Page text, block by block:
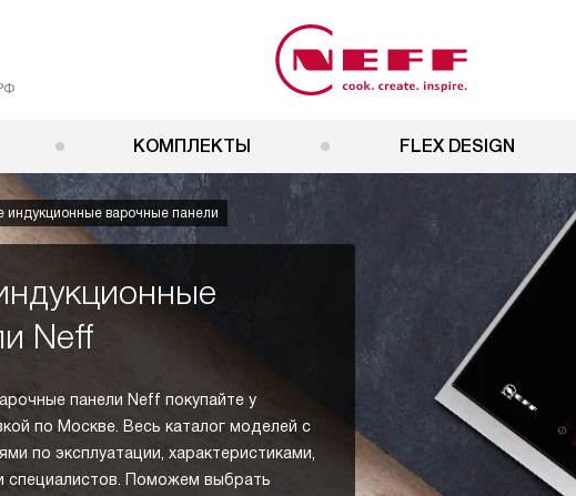
КОМПЛЕКТЫ FLEX DESIGN
индукционные варочные панели
Neff
панели Neff покупайте у
по Москве. Весь каталог моделей с
по эксплуатации, характеристиками,
специалистов. Поможем выбрать